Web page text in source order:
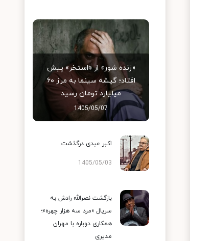
«زنده شور» از «استخر» پیش
افتاد؛ گیشه سینما به مرز ۶۰
میلیارد تومان رسید
1405/05/07
اکبر عبدی درگذشت
1405/05/03
بازگشت نصرالله رادش به
سریال «مرد سه هزار چهره»؛
همکاری دوباره با مهران
مدیری